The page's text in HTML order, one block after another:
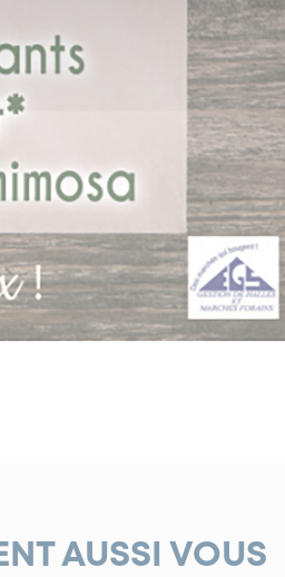
AUSSI VOUS